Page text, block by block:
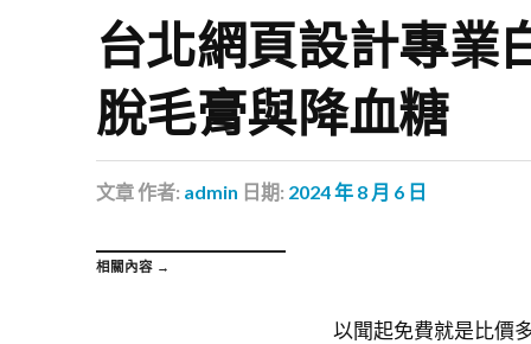
台北網頁設計專業
脫毛膏與降血糖
文章作者: admin 日期: 2024 年 8 月 6 日
相關內容 →
以聞起免費就是比價